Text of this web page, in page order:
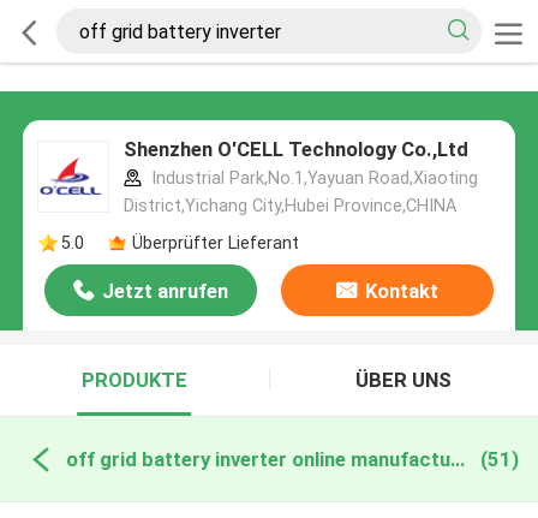
Shenzhen O'CELL Technology Co.,Ltd
Industrial Park,No.1,Yayuan Road,Xiaoting
District,Yichang City,Hubei Province,CHINA
5.0
Überprüfter Lieferant
Jetzt anrufen Kontakt
PRODUKTE ÜBER UNS
off grid battery inverter online manufacture (51)